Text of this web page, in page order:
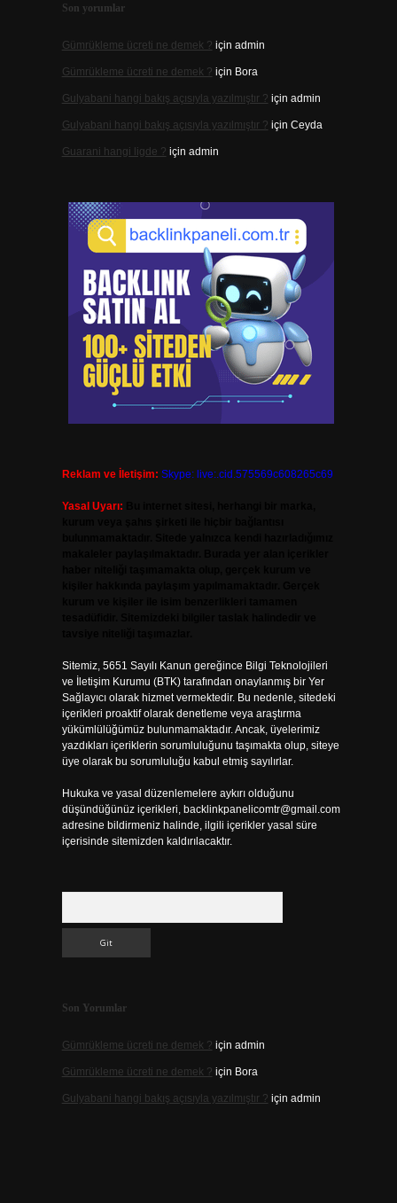
Son yorumlar
Gümrükleme ücreti ne demek ? için admin
Gümrükleme ücreti ne demek ? için Bora
Gulyabani hangi bakış açısıyla yazılmıştır ? için admin
Gulyabani hangi bakış açısıyla yazılmıştır ? için Ceyda
Guarani hangi ligde ? için admin
Reklam ve İletişim: Skype: live:.cid.575569c608265c69
Yasal Uyarı:
Sitemiz, 5651 Sayılı Kanun gereğince Bilgi Teknolojileri
ve İletişim Kurumu (BTK) tarafından onaylanmış bir Yer
Sağlayıcı olarak hizmet vermektedir. Bu nedenle, sitedeki
içerikleri proaktif olarak denetleme veya araştırma
yükümlülüğümüz bulunmamaktadır. Ancak, üyelerimiz
yazdıkları içeriklerin sorumluluğunu taşımakta olup, siteye
üye olarak bu sorumluluğu kabul etmiş sayılırlar.
Hukuka ve yasal düzenlemelere aykırı olduğunu
düşündüğünüz içerikleri, backlinkpanelicomtr@gmail.com
adresine bildirmeniz halinde, ilgili içerikler yasal süre
içerisinde sitemizden kaldırılacaktır.
Son Yorumlar
Gümrükleme ücreti ne demek ? için admin
Gümrükleme ücreti ne demek ? için Bora
Gulyabani hangi bakış açısıyla yazılmıştır ? için admin